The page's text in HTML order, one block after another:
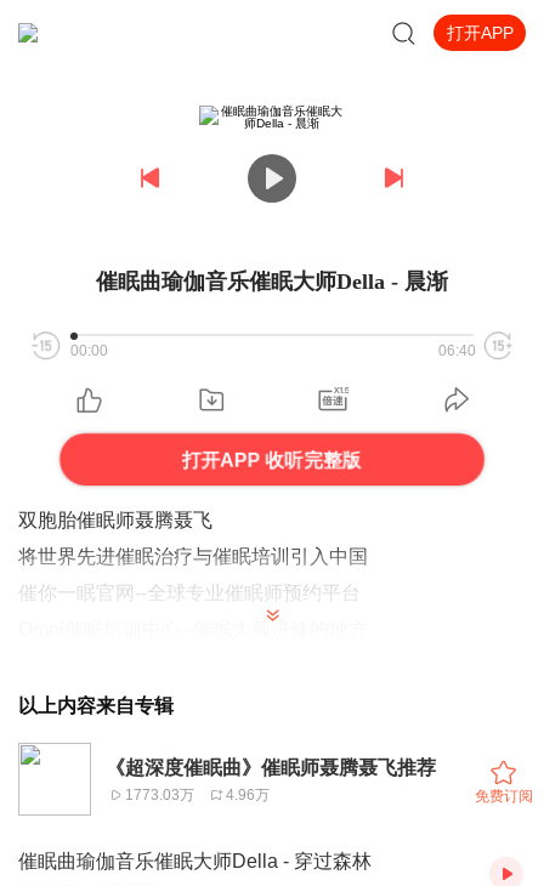
打开APP
催眠曲瑜伽音乐催眠大师Della - 晨渐
00:00 06:40
打开APP 收听完整版
双胞胎催眠师聂腾聂飞
将世界先进催眠治疗与催眠培训引入中国
催你一眠官网--全球专业催眠师预约平台
以上内容来自专辑
《超深度催眠曲》催眠师聂腾聂飞推荐
1773.03万 4.96万 免费订阅
催眠曲瑜伽音乐催眠大师Della - 穿过森林